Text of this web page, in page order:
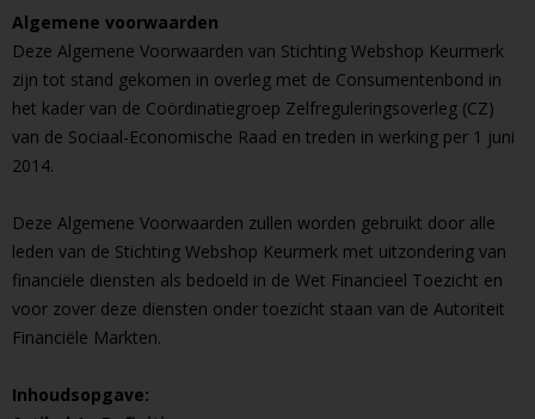
Algemene voorwaarden
Deze Algemene Voorwaarden van Stichting Webshop Keurmerk
zijn tot stand gekomen in overleg met de Consumentenbond in
het kader van de Coördinatiegroep Zelfreguleringsoverleg (CZ)
van de Sociaal-Economische Raad en treden in werking per 1 juni
2014.
Deze Algemene Voorwaarden zullen worden gebruikt door alle
leden van de Stichting Webshop Keurmerk met uitzondering van
financiële diensten als bedoeld in de Wet Financieel Toezicht en
voor zover deze diensten onder toezicht staan van de Autoriteit
Financiële Markten.
Inhoudsopgave: